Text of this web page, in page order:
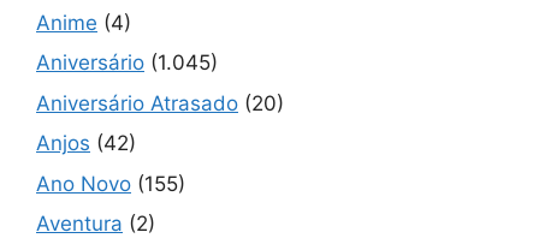
Anime (4)
Aniversário (1.045)
Aniversário Atrasado (20)
Anjos (42)
Ano Novo (155)
Aventura (2)